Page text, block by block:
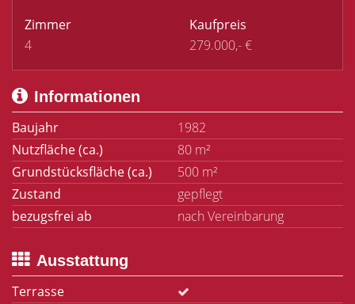
Zimmer
4
Kaufpreis
279.000,- €
Informationen
Baujahr
1982
Nutzfläche (ca.)
80 m²
Grundstücksfläche (ca.)
500 m²
Zustand
gepflegt
bezugsfrei ab
nach Vereinbarung
Ausstattung
Terrasse